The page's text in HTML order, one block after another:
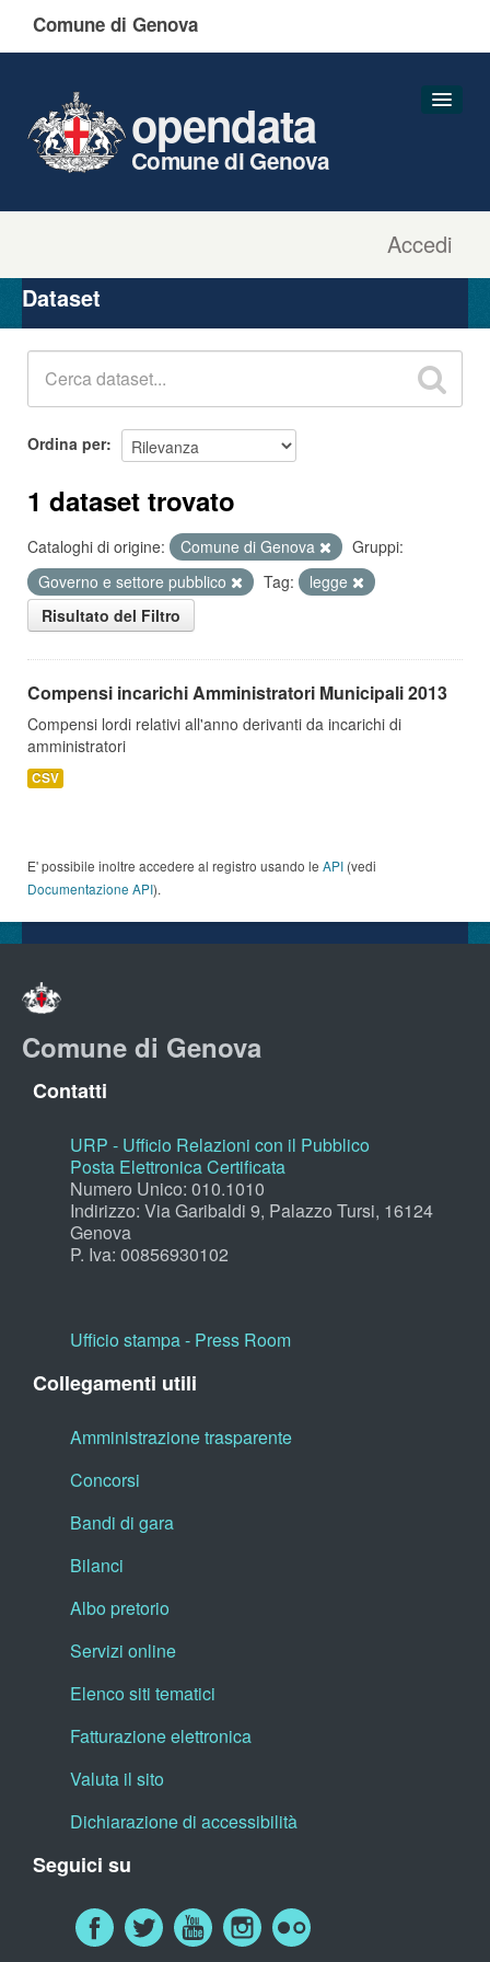
Comune di Genova
Accedi
opendata
Comune di Genova
Organizzazioni
Gruppi
Dataset
Ordina per
1 dataset trovato
Cataloghi di origine: Comune di Genova
Gruppi:
Governo e settore pubblico
Tag:
legge
Risultato del Filtro
Compensi incarichi Amministratori Municipali 2013
Compensi lordi relativi all'anno derivanti da incarichi di
amministratori
CSV
E' possibile inoltre accedere al registro usando le API (vedi
Documentazione API).
Comune di Genova
Contatti
URP - Ufficio Relazioni con il Pubblico
Posta Elettronica Certificata
Numero Unico: 010.1010
Indirizzo: Via Garibaldi 9, Palazzo Tursi, 16124
Genova
P. Iva: 00856930102
Ufficio stampa - Press Room
Collegamenti utili
Amministrazione trasparente
Concorsi
Bandi di gara
Bilanci
Albo pretorio
Servizi online
Elenco siti tematici
Fatturazione elettronica
Valuta il sito
Dichiarazione di accessibilità
Seguici su